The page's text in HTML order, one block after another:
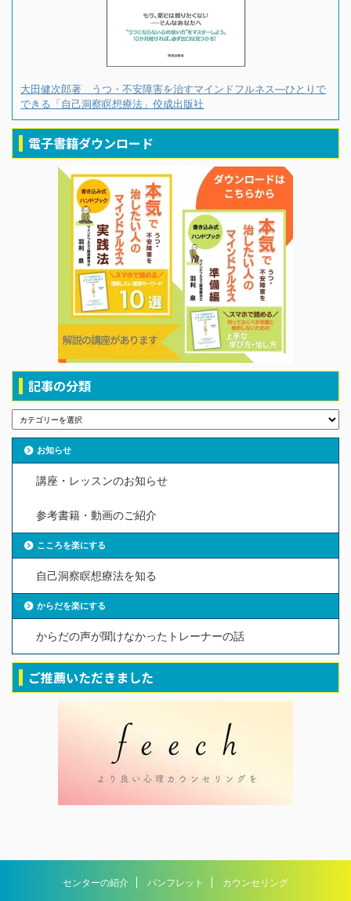
大田健次郎著 うつ・不安障害を治すマインドフルネス―ひとりで
できる「自己洞察瞑想療法」佼成出版社
電子書籍ダウンロード
記事の分類
お知らせ
講座・レッスンのお知らせ
参考書籍・動画のご紹介
こころを楽にする
自己洞察瞑想療法を知る
からだを楽にする
からだの声が聞けなかったトレーナーの話
ご推薦いただきました
センターの紹介 パンフレット カウンセリング